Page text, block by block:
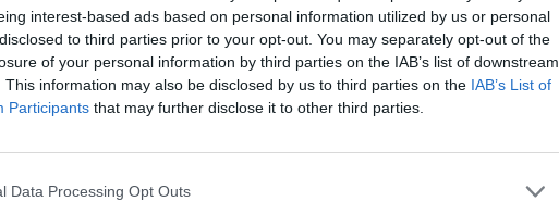
interest-based ads based on personal information utilized by us or personal
to third parties prior to your opt-out. You may separately opt-out of the
of your personal information by third parties on the IAB’s list of downstream
This information may also be disclosed by us to third parties on the IAB’s List of
Participants that may further disclose it to other third parties.
Data Processing Opt Outs